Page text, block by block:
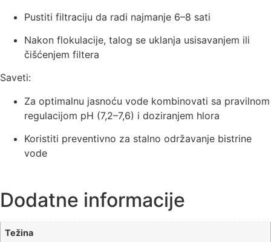
Pustiti filtraciju da radi najmanje 6–8 sati
Nakon flokulacije, talog se uklanja usisavanjem ili
čišćenjem filtera
Saveti:
Za optimalnu jasnoću vode kombinovati sa pravilnom
regulacijom pH (7,2–7,6) i doziranjem hlora
Koristiti preventivno za stalno održavanje bistrine
vode
Dodatne informacije
Težina